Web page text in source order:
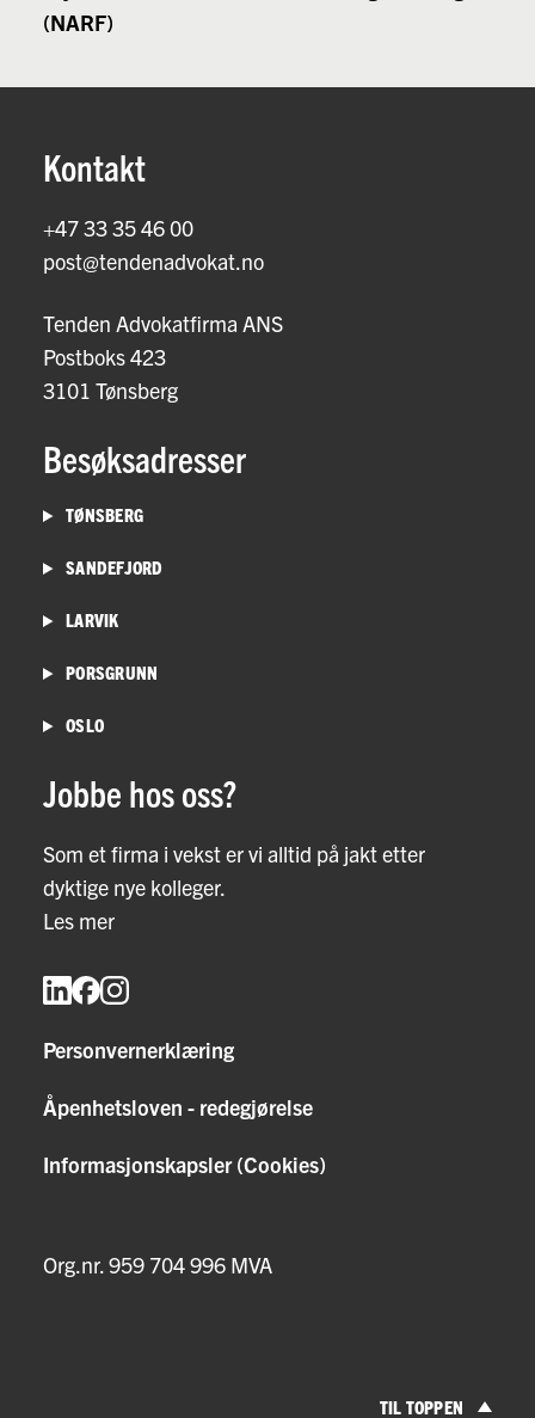
(NARF)
Kontakt
+47 33 35 46 00
post@tendenadvokat.no
Tenden Advokatfirma ANS
Postboks 423
3101 Tønsberg
Besøksadresser
TØNSBERG
SANDEFJORD
LARVIK
PORSGRUNN
OSLO
Jobbe hos oss?
Som et firma i vekst er vi alltid på jakt etter
dyktige nye kolleger.
Les mer
Personvernerklæring
Åpenhetsloven - redegjørelse
Informasjonskapsler (Cookies)
Org.nr. 959 704 996 MVA
TIL TOPPEN